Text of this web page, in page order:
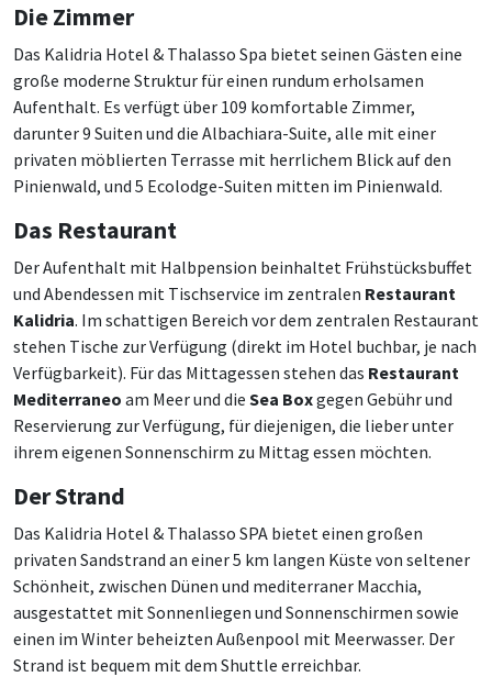
Die Zimmer
Das Kalidria Hotel & Thalasso Spa bietet seinen Gästen eine
große moderne Struktur für einen rundum erholsamen
Aufenthalt. Es verfügt über 109 komfortable Zimmer,
darunter 9 Suiten und die Albachiara-Suite, alle mit einer
privaten möblierten Terrasse mit herrlichem Blick auf den
Pinienwald, und 5 Ecolodge-Suiten mitten im Pinienwald.
Das Restaurant
Der Aufenthalt mit Halbpension beinhaltet Frühstücksbuffet
und Abendessen mit Tischservice im zentralen Restaurant
Kalidria. Im schattigen Bereich vor dem zentralen Restaurant
stehen Tische zur Verfügung (direkt im Hotel buchbar, je nach
Verfügbarkeit). Für das Mittagessen stehen das Restaurant
Mediterraneo am Meer und die Sea Boxgegen Gebühr und
Reservierung zur Verfügung, für diejenigen, die lieber unter
ihrem eigenen Sonnenschirm zu Mittag essen möchten.
Der Strand
Das Kalidria Hotel & Thalasso SPA bietet einen großen
privaten Sandstrand an einer 5 km langen Küste von seltener
Schönheit, zwischen Dünen und mediterraner Macchia,
ausgestattet mit Sonnenliegen und Sonnenschirmen sowie
einen im Winter beheizten Außenpool mit Meerwasser. Der
Strand ist bequem mit dem Shuttle erreichbar.